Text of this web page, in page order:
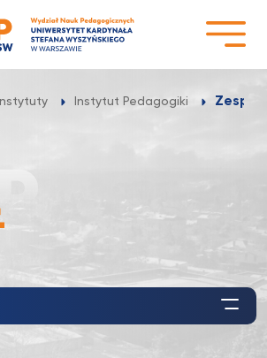
Instytuty Instytut Pedagogiki Zespół